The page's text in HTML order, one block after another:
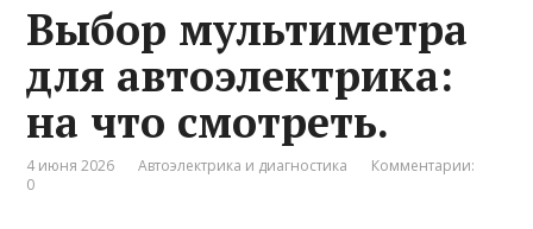
Выбор мультиметра
для автоэлектрика:
на что смотреть.
4 июня 2026 Автоэлектрика и диагностика
Комментарии:
0